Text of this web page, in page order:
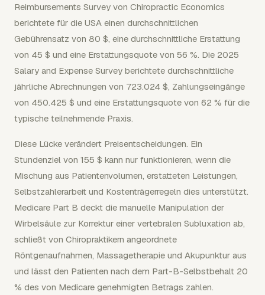
Reimbursements Survey von Chiropractic Economics
berichtete für die USA einen durchschnittlichen
Gebührensatz von 80 $, eine durchschnittliche Erstattung
von 45 $ und eine Erstattungsquote von 56 %. Die 2025
Salary and Expense Survey berichtete durchschnittliche
jährliche Abrechnungen von 723.024 $, Zahlungseingänge
von 450.425 $ und eine Erstattungsquote von 62 % für die
typische teilnehmende Praxis.
Diese Lücke verändert Preisentscheidungen. Ein
Stundenziel von 155 $ kann nur funktionieren, wenn die
Mischung aus Patientenvolumen, erstatteten Leistungen,
Selbstzahlerarbeit und Kostenträgerregeln dies unterstützt.
Medicare Part B deckt die manuelle Manipulation der
Wirbelsäule zur Korrektur einer vertebralen Subluxation ab,
schließt von Chiropraktikern angeordnete
Röntgenaufnahmen, Massagetherapie und Akupunktur aus
und lässt den Patienten nach dem Part-B-Selbstbehalt 20
% des von Medicare genehmigten Betrags zahlen.